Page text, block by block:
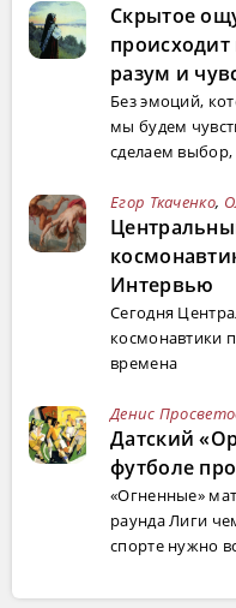
Скрытое
происходит
разум и
Без эмоций,
мы будем
сделаем
Егор Ткаченко,
Интервью
Сегодня
космонавтики
времена
Денис
Датский
футболе
«Огненные»
раунда Лиги
спорте нужно